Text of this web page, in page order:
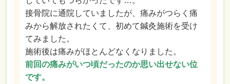
接骨院に通院していましたが、痛みがつらく痛
みから解放されたくて、初めて鍼灸施術を受け
てみました。
施術後は痛みがほとんどなくなりました。
前回の痛みがいつ頃だったのか思い出せない位
です。